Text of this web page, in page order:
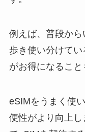
例えば、普段か
歩き使い分けて
がお得になること
eSIMをうまく使
便性がより向上